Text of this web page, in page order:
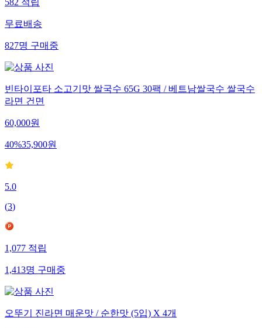
582적립
무료배송
827명구매중
빈타이포타 소고기맛 쌀국수 65G 30팩 / 베트남쌀국수 쌀국수
라면 건면
60,000원
40%35,900원
5.0
(3)
1,077적립
1,413명구매중
오뚜기 진라면 매운맛 / 순한맛 (5입) X 4개